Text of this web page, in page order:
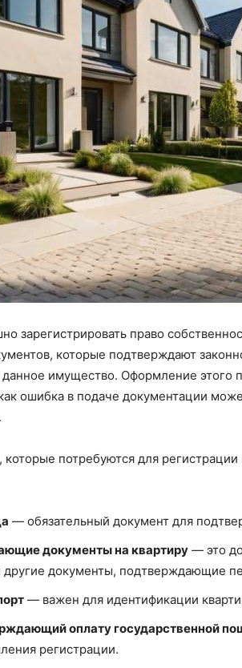
зарегистрировать право
которые подтверждают
данное имущество. Оформление этого
ошибка в подаче документации
потребуются для регистрации
— обязательный документ для
документы на квартиру — это
документы, подтверждающие
— важен для идентификации
оплату государственной
регистрации.